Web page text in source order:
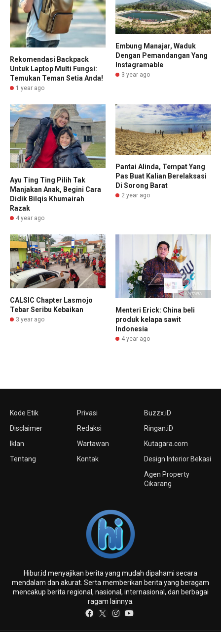
Rekomendasi Backpack
Untuk Laptop Multi Fungsi:
Temukan Teman Setia Anda!
1 year ago
Embung Manajar, Waduk
Dengan Pemandangan Yang
Instagramable
3 year ago
Ayu Ting Ting Pilih Tak
Manjakan Anak, Begini Cara
Didik Bilqis Khumairah
Razak
4 year ago
Pantai Alinda, Tempat Yang
Pas Buat Kalian Berelaksasi
Di Sorong Barat
2 year ago
CALSIC Chapter Lasmojo
Tebar Seribu Kebaikan
3 year ago
Menteri Erick: China beli
produk kelapa sawit
Indonesia
4 year ago
Kode Etik
Disclaimer
Iklan
Tentang
Privasi
Redaksi
Wartawan
Kontak
Buzzx.iD
Ringan.iD
Kutagara.com
Design Interior Bekasi
Agen Property
Cikarang
Hibur.id menyajikan berita yang mudah dipahami secara
mendalam dan akurat. Serta memberikan berita yang beragam
mencakup berita regional, nasional, internasional, dan berbagai
ragam lainnya.